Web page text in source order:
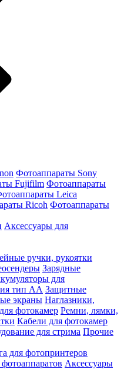
Фотоаппараты Sony
Fujifilm Фотоаппараты
Leica
Ricoh Фотоаппараты
Аксессуары для
ручки, рукоятки
Зарядные
для
тип АА Защитные
экраны Наглазники,
фотокамер Ремни, лямки,
Кабели для фотокамер
для стрима Прочие
для фотопринтеров
Аксессуары